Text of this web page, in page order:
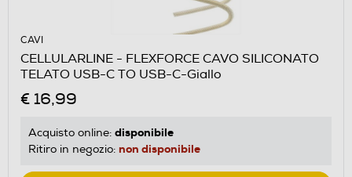
CAVI
CELLULARLINE - FLEXFORCE CAVO SILICONATO
TELATO USB-C TO USB-C-Giallo
€ 16,99
Acquisto online: disponibile
Ritiro in negozio: non disponibile